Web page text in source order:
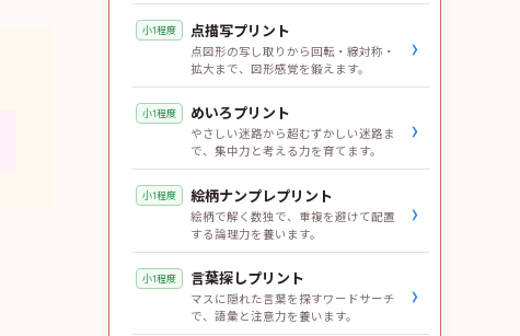
小1程度 点描写プリント
点図形の写し取りから回転・線対称・
拡大まで、図形感覚を鍛えます。
›
小1程度 めいろプリント
やさしい迷路から超むずかしい迷路ま
で、集中力と考える力を育てます。
›
小1程度 絵柄ナンプレプリント
絵柄で解く数独で、重複を避けて配置
する論理力を養います。
›
小1程度 言葉探しプリント
マスに隠れた言葉を探すワードサーチ
で、語彙と注意力を養います。
›